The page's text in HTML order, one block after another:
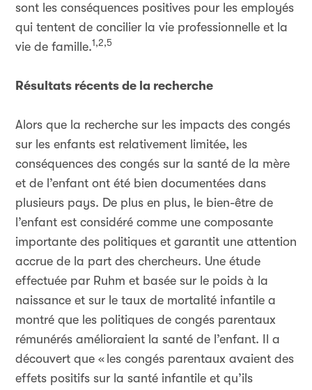
sont les conséquences positives pour les employés
qui tentent de concilier la vie professionnelle et la
vie de famille.1,2,5
Résultats récents de la recherche
Alors que la recherche sur les impacts des congés
sur les enfants est relativement limitée, les
conséquences des congés sur la santé de la mère
et de l’enfant ont été bien documentées dans
plusieurs pays. De plus en plus, le bien-être de
l’enfant est considéré comme une composante
importante des politiques et garantit une attention
accrue de la part des chercheurs. Une étude
effectuée par Ruhm et basée sur le poids à la
naissance et sur le taux de mortalité infantile a
montré que les politiques de congés parentaux
rémunérés amélioraient la santé de l’enfant. Il a
découvert que « les congés parentaux avaient des
effets positifs sur la santé infantile et qu’ils